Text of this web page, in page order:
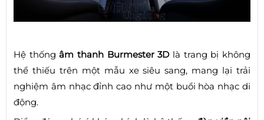
Hệ thốngâm thanh Burmester 3Dlà trang bị không
thể thiếu trên một mẫu xe siêu sang, mang lại trải
nghiệm âm nhạc đỉnh cao như một buổi hòa nhạc di
động.